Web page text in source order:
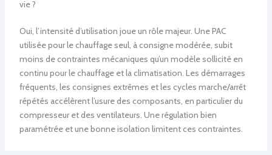
vie ?
Oui, l’intensité d’utilisation joue un rôle majeur. Une PAC
utilisée pour le chauffage seul, à consigne modérée, subit
moins de contraintes mécaniques qu’un modèle sollicité en
continu pour le chauffage et la climatisation. Les démarrages
fréquents, les consignes extrêmes et les cycles marche/arrêt
répétés accélèrent l’usure des composants, en particulier du
compresseur et des ventilateurs. Une régulation bien
paramétrée et une bonne isolation limitent ces contraintes.